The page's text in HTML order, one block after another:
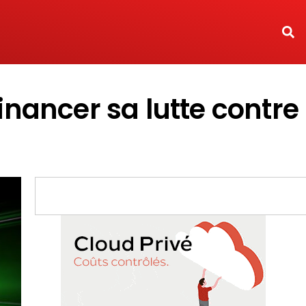
sa lutte contre